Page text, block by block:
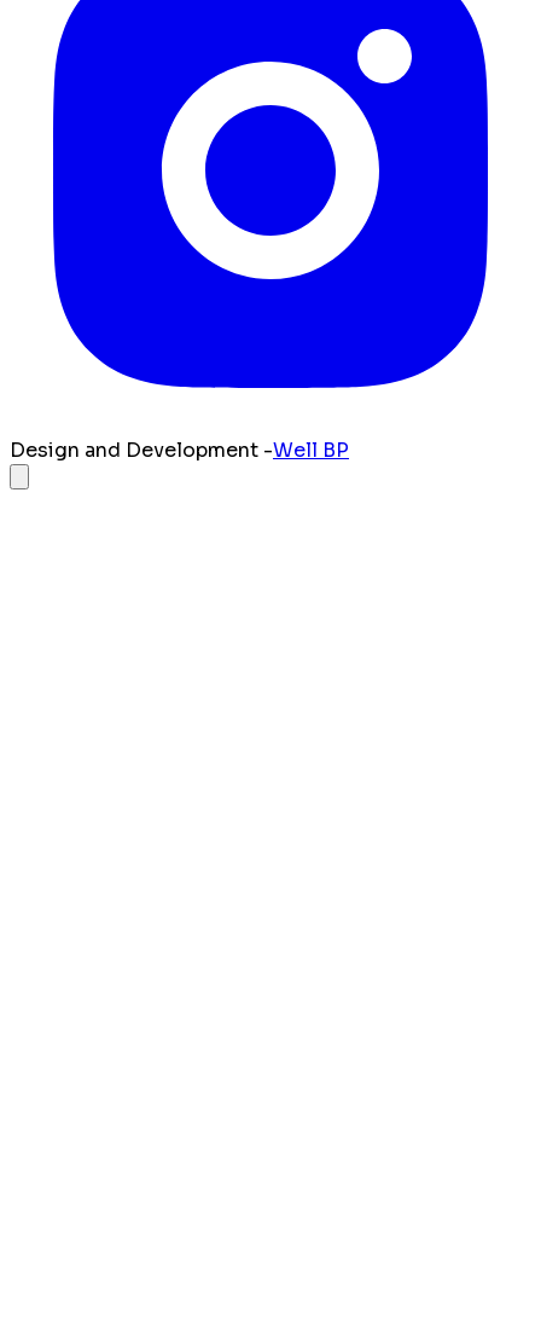
Design and Development -Well BP